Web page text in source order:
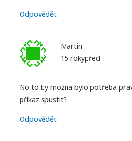
Odpovědět
Martin
15 rokypřed
No to by možná bylo potřeba
příkaz spustit?
Odpovědět